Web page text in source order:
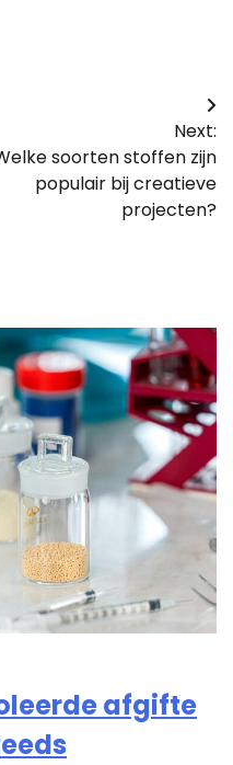
Next:
soorten stoffen zijn
populair bij creatieve
projecten?
afgifte